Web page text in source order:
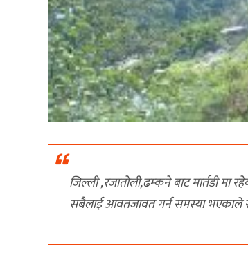
जिल्ली ,रजाताेली,ढम्कने बाट मार्तडी मा
सबैलाई आवतजावत गर्न समस्या भएकाले